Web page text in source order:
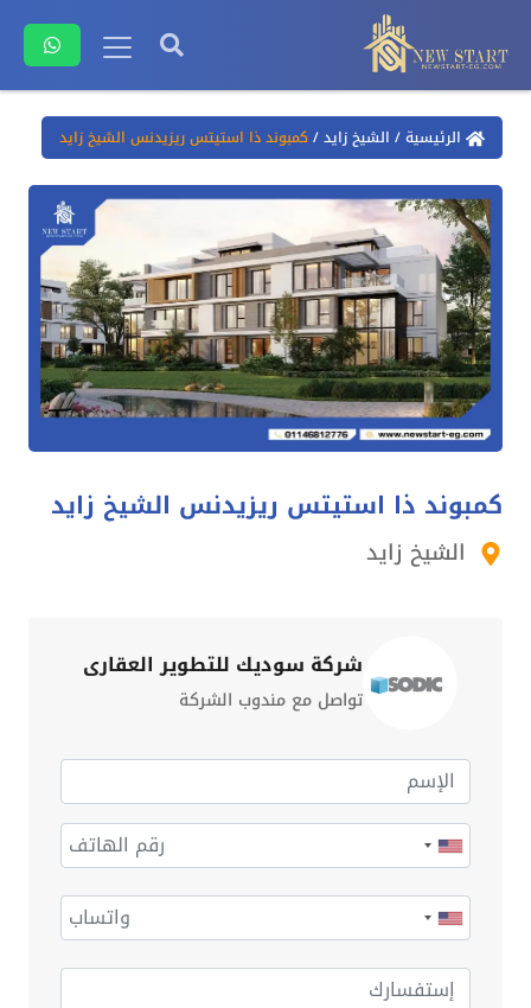
الرئيسية/ الشيخ زايد/كمبوند ذا استيتس ريزيدنس الشيخ زايد
كمبوند ذا استيتس ريزيدنس الشيخ زايد
الشيخ زايد
شركة سوديك للتطوير العقاري
تواصل مع مندوب الشركة